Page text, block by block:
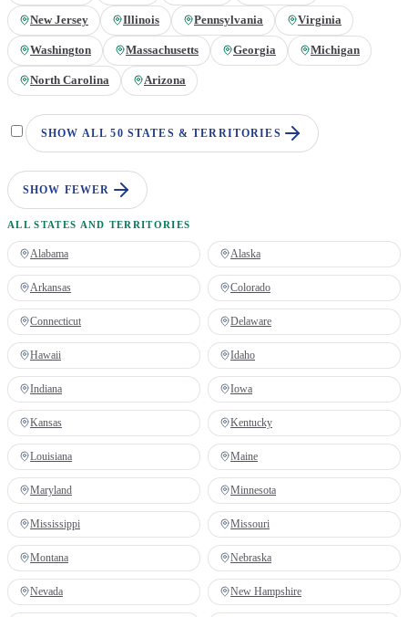
New Jersey Illinois Pennsylvania Virginia
Washington Massachusetts Georgia Michigan
North Carolina Arizona
SHOW ALL 50 STATES & TERRITORIES
SHOW FEWER
ALL STATES AND TERRITORIES
Alabama Alaska
Arkansas Colorado
Connecticut Delaware
Hawaii Idaho
Indiana Iowa
Kansas Kentucky
Louisiana Maine
Maryland Minnesota
Mississippi Missouri
Montana Nebraska
Nevada New Hampshire